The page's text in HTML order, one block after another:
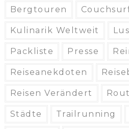
Bergtouren
Kulinarik Weltweit
Packliste Presse
Reiseanekdoten
Reisen Verändert
Städte Trailrunning